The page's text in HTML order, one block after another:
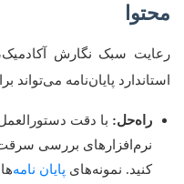
محتوا
رعایت سبک نگارش
استاندارد پایان‌نامه
راه‌حل: با دقت
نرم‌افزارهای بررسی
کنید. نمونه‌های پایان نامه